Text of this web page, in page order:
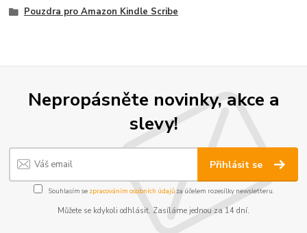
Pouzdra pro Amazon Kindle Scribe
Nepropásněte novinky, akce a
slevy!
Přihlásit se
Souhlasím se zpracováním osobních údajůza účelem rozesílky newsletteru.
Můžete se kdykoli odhlásit. Zasíláme jednou za 14 dní.